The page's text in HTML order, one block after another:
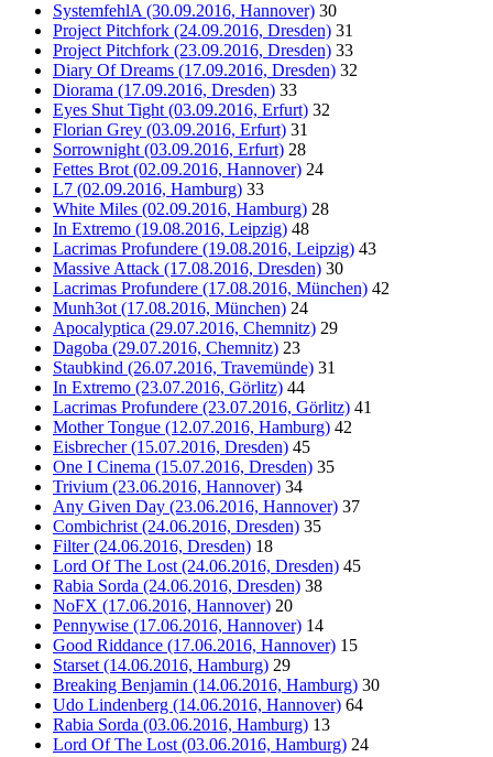
SystemfehlA (30.09.2016, Hannover) 30
Project Pitchfork (24.09.2016, Dresden) 31
Project Pitchfork (23.09.2016, Dresden) 33
Diary Of Dreams (17.09.2016, Dresden) 32
Diorama (17.09.2016, Dresden) 33
Eyes Shut Tight (03.09.2016, Erfurt) 32
Florian Grey (03.09.2016, Erfurt) 31
Sorrownight (03.09.2016, Erfurt) 28
Fettes Brot (02.09.2016, Hannover) 24
L7 (02.09.2016, Hamburg) 33
White Miles (02.09.2016, Hamburg) 28
In Extremo (19.08.2016, Leipzig) 48
Lacrimas Profundere (19.08.2016, Leipzig) 43
Massive Attack (17.08.2016, Dresden) 30
Lacrimas Profundere (17.08.2016, München) 42
Munh3ot (17.08.2016, München) 24
Apocalyptica (29.07.2016, Chemnitz) 29
Dagoba (29.07.2016, Chemnitz) 23
Staubkind (26.07.2016, Travemünde) 31
In Extremo (23.07.2016, Görlitz) 44
Lacrimas Profundere (23.07.2016, Görlitz) 41
Mother Tongue (12.07.2016, Hamburg) 42
Eisbrecher (15.07.2016, Dresden) 45
One I Cinema (15.07.2016, Dresden) 35
Trivium (23.06.2016, Hannover) 34
Any Given Day (23.06.2016, Hannover) 37
Combichrist (24.06.2016, Dresden) 35
Filter (24.06.2016, Dresden) 18
Lord Of The Lost (24.06.2016, Dresden) 45
Rabia Sorda (24.06.2016, Dresden) 38
NoFX (17.06.2016, Hannover) 20
Pennywise (17.06.2016, Hannover) 14
Good Riddance (17.06.2016, Hannover) 15
Starset (14.06.2016, Hamburg) 29
Breaking Benjamin (14.06.2016, Hamburg) 30
Udo Lindenberg (14.06.2016, Hannover) 64
Rabia Sorda (03.06.2016, Hamburg) 13
Lord Of The Lost (03.06.2016, Hamburg) 24